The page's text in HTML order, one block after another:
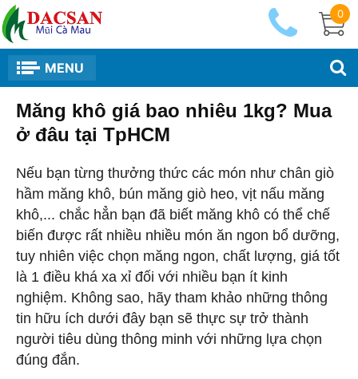
0
MENU
Măng khô giá bao nhiêu 1kg? Mua
ở đâu tại TpHCM
Nếu bạn từng thưởng thức các món như chân giò
hầm măng khô, bún măng giò heo, vịt nấu măng
khô,... chắc hẳn bạn đã biết măng khô có thể chế
biến được rất nhiều nhiều món ăn ngon bổ dưỡng,
tuy nhiên việc chọn măng ngon, chất lượng, giá tốt
là 1 điều khá xa xỉ đối với nhiều bạn ít kinh
nghiệm. Không sao, hãy tham khảo những thông
tin hữu ích dưới đây bạn sẽ thực sự trở thành
người tiêu dùng thông minh với những lựa chọn
đúng đắn.